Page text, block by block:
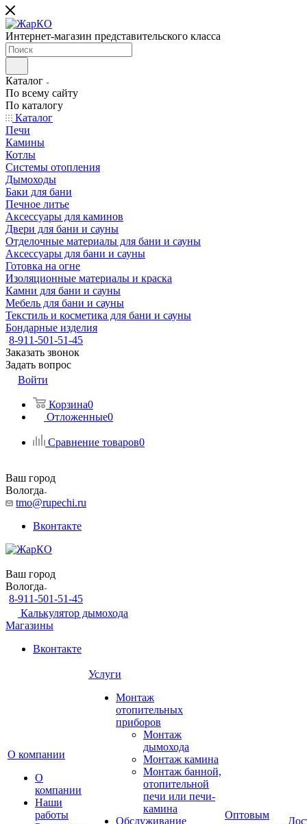
Интернет-магазин представительского класса
Каталог
По всему сайту
По каталогу
Каталог
Печи
Камины
Котлы
Системы отопления
Дымоходы
Баки для бани
Печное литье
Аксессуары для каминов
Двери для бани и сауны
Отделочные материалы для бани и сауны
Аксессуары для бани и сауны
Готовка на огне
Изоляционные материалы и краска
Камни для бани и сауны
Мебель для бани и сауны
Текстиль и косметика для бани и сауны
Бондарные изделия
8-911-501-51-45
Заказать звонок
Задать вопрос
Войти
Корзина0
Отложенные0
Сравнение товаров0
Ваш город
Вологда
tmo@rupechi.ru
Вконтакте
Ваш город
Вологда
8-911-501-51-45
Калькулятор дымохода
Магазины
Вконтакте
О компании
О
компании
Наши
работы
Услуги
Монтаж
отопительных
приборов
Монтаж
дымохода
Монтаж камина
Монтаж банной,
отопительной
печи или печи-
камина
Обслуживание
Оптовым